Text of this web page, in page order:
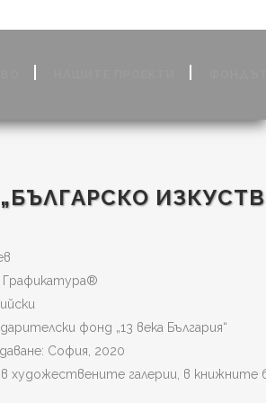
Графикатура®
фонд „13 века България“
София, 2020
художествените галерии, в книжните